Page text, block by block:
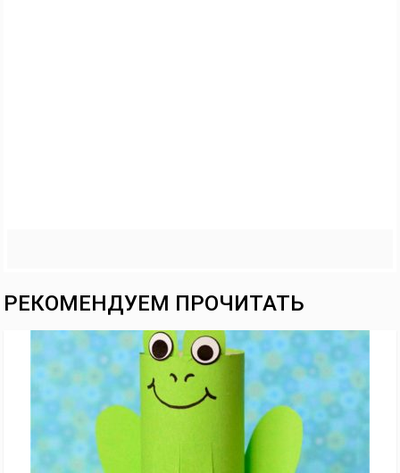
РЕКОМЕНДУЕМ ПРОЧИТАТЬ